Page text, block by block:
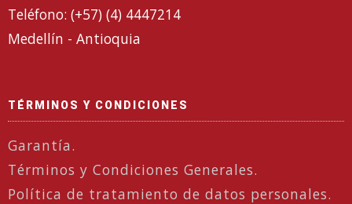
Teléfono: (+57) (4) 4447214
Medellín - Antioquia
TÉRMINOS Y CONDICIONES
Garantía.
Términos y Condiciones Generales.
Política de tratamiento de datos personales.